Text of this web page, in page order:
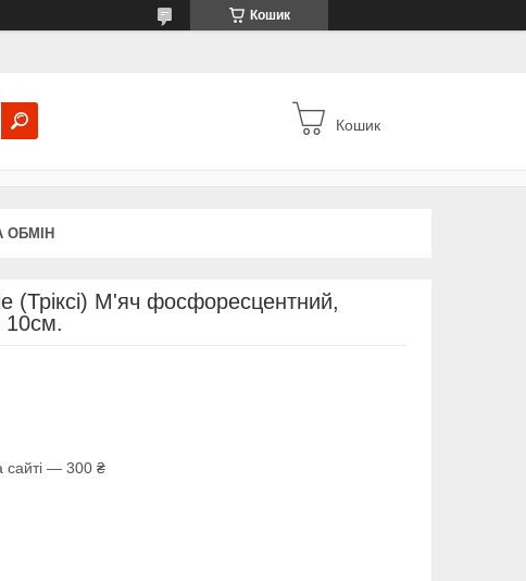
Кошик
Кошик
ОБМІН
(Тріксі) М'яч фосфоресцентний,
10см.
сайті — 300 ₴